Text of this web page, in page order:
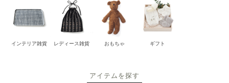
インテリア雑貨 レディース雑貨 おもちゃ ギフト
アイテムを探す